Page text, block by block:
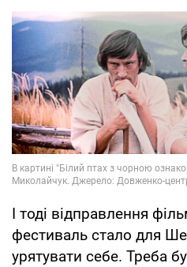
І тоді відправлення
фестиваль стало для
урятувати себе. Треба